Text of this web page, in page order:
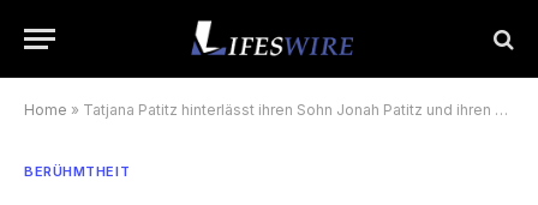
Home » Tatjana Patitz hinterlässt ihren Sohn Jonah Patitz und ihren Ex-Mann Jason Johnson
BERÜHMTHEIT